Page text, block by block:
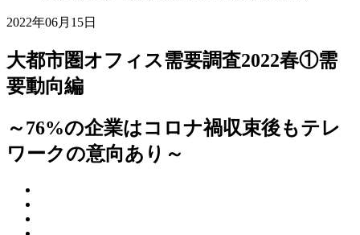
2022年06月15日
大都市圏オフィス需要調査2022春①需
要動向編
～76%の企業はコロナ禍収束後もテレ
ワークの意向あり～